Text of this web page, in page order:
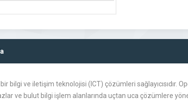
bilgi ve iletişim teknolojisi (ICT) çözümleri
ve bulut bilgi işlem alanlarında uçtan uca çözümlere